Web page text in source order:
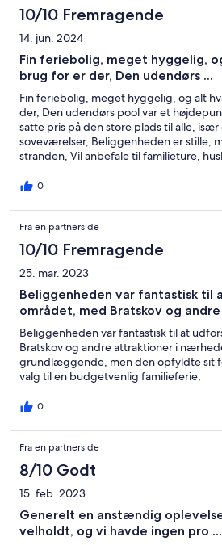
10/10 Fremragende
14. jun. 2024
Fin feriebolig, meget hyggelig,
brug for er der, Den udendørs ...
Fin feriebolig, meget hyggelig, og alt
der, Den udendørs pool var et
satte pris på den store plads til alle,
soveværelser, Beliggenheden er stille,
stranden, Vil anbefale til familieture,
0
Fra en partnerside
10/10 Fremragende
25. mar. 2023
Beliggenheden var fantastisk til
området, med Bratskov og
Beliggenheden var fantastisk til at
Bratskov og andre attraktioner i
grundlæggende, men den opfyldte sit
valg til en budgetvenlig familieferie,
0
Fra en partnerside
8/10 Godt
15. feb. 2023
Generelt en anstændig
velholdt, og vi havde ingen pro ...